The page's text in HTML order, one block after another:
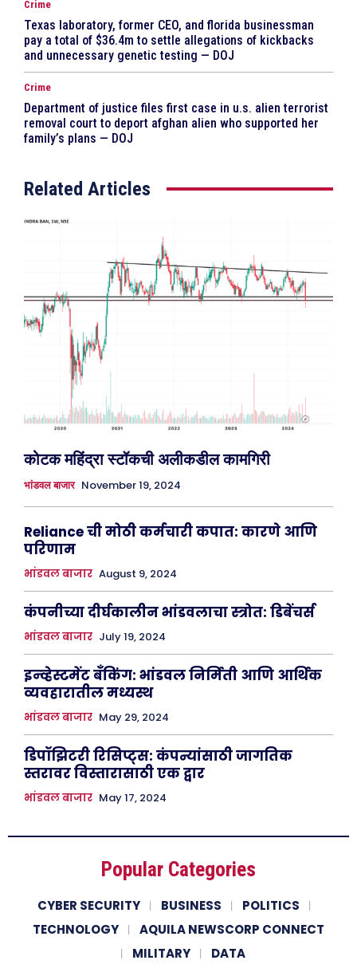
Crime
Texas laboratory, former CEO, and florida businessman
pay a total of $36.4m to settle allegations of kickbacks
and unnecessary genetic testing — DOJ
Crime
Department of justice files first case in u.s. alien terrorist
removal court to deport afghan alien who supported her
family’s plans — DOJ
Related Articles
कोटक महिंद्रा स्टॉकची अलीकडील कामगिरी
भांडवल बाजार November 19, 2024
Reliance ची मोठी कर्मचारी कपात: कारणे आणि
परिणाम
भांडवल बाजार August 9, 2024
कंपनीच्या दीर्घकालीन भांडवलाचा स्त्रोत: डिबेंचर्स
भांडवल बाजार July 19, 2024
इन्व्हेस्टमेंट बँकिंग: भांडवल निर्मिती आणि आर्थिक
व्यवहारातील मध्यस्थ
भांडवल बाजार May 29, 2024
डिपॉझिटरी रिसिप्ट्स: कंपन्यांसाठी जागतिक
स्तरावर विस्तारासाठी एक द्वार
भांडवल बाजार May 17, 2024
Popular Categories
CYBER SECURITY BUSINESS
POLITICS
TECHNOLOGY
AQUILA NEWSCORP CONNECT
MILITARY
DATA